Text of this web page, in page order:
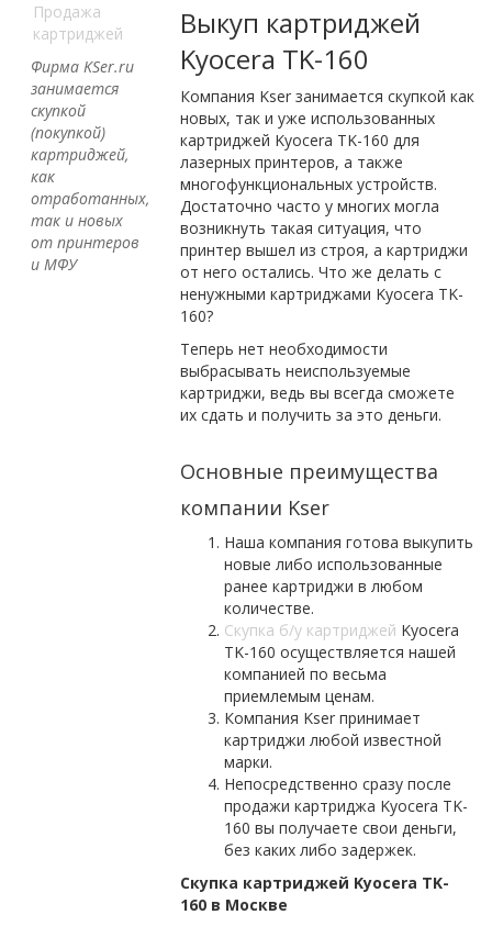
Продажа
картриджей
Фирма KSer.ru
занимается
скупкой
(покупкой)
картриджей,
как
отработанных,
так и новых
от принтеров
и МФУ
Выкуп картриджей
Kyocera TK-160
Компания Kser занимается скупкой как
новых, так и уже использованных
картриджей Kyocera TK-160 для
лазерных принтеров, а также
многофункциональных устройств.
Достаточно часто у многих могла
возникнуть такая ситуация, что
принтер вышел из строя, а картриджи
от него остались. Что же делать с
ненужными картриджами Kyocera TK-
160?
Теперь нет необходимости
выбрасывать неиспользуемые
картриджи, ведь вы всегда сможете
их сдать и получить за это деньги.
Основные преимущества
компании Kser
Наша компания готова выкупить
новые либо использованные
ранее картриджи в любом
количестве.
Скупка б/у картриджей Kyocera
TK-160 осуществляется нашей
компанией по весьма
приемлемым ценам.
Компания Kser принимает
картриджи любой известной
марки.
Непосредственно сразу после
продажи картриджа Kyocera TK-
160 вы получаете свои деньги,
без каких либо задержек.
Скупка картриджей Kyocera TK-
160 в Москве